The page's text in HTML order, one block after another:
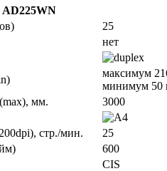
AD225WN
25
нет
максимум
минимум 50
мм.
3000
стр./мин.
25
600
CIS